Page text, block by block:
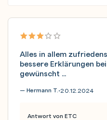
Alles in allem
bessere Erklärungen
gewünscht ...
— Hermann T.•20.12.2024
Antwort von ETC